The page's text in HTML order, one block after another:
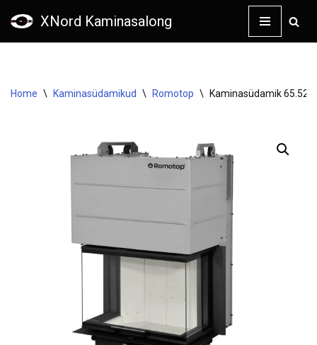
XNord Kaminasalong
Home \ Kaminasüdamikud \ Romotop \ Kaminasüdamik